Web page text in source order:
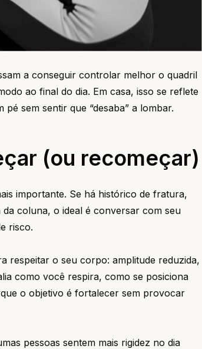
a conseguir controlar melhor o quadril
ao final do dia. Em casa, isso se reflete
sem sentir que “desaba” a lombar.
(ou recomeçar)
importante. Se há histórico de fratura,
coluna, o ideal é conversar com seu
risco.
respeitar o seu corpo: amplitude reduzida,
como você respira, como se posiciona
o objetivo é fortalecer sem provocar
pessoas sentem mais rigidez no dia